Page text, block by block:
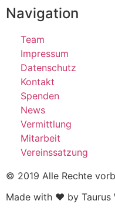
Navigation
Team
Impressum
Datenschutz
Kontakt
Spenden
News
Vermittlung
Mitarbeit
Vereinssatzung
© 2019 Alle Rechte
Made with ❤ by Taurus